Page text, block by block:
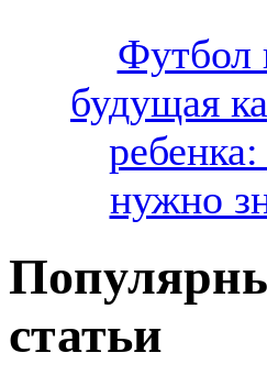
Футбол
будущая
нужно
статьи